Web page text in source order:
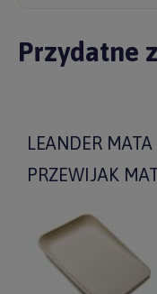
Przydatne
LEANDER
PRZEWIJAK